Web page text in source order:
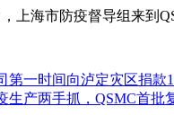
，上海市防疫督导组来到
第一时间向泸定灾区捐款
生产两手抓，QSMC首批